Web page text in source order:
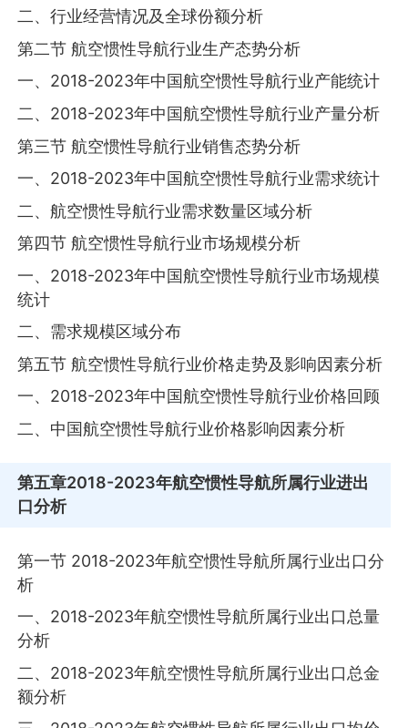
二、行业经营情况及全球份额分析
第二节 航空惯性导航行业生产态势分析
一、2018-2023年中国航空惯性导航行业产能统计
二、2018-2023年中国航空惯性导航行业产量分析
第三节 航空惯性导航行业销售态势分析
一、2018-2023年中国航空惯性导航行业需求统计
二、航空惯性导航行业需求数量区域分析
第四节 航空惯性导航行业市场规模分析
一、2018-2023年中国航空惯性导航行业市场规模
统计
二、需求规模区域分布
第五节 航空惯性导航行业价格走势及影响因素分析
一、2018-2023年中国航空惯性导航行业价格回顾
二、中国航空惯性导航行业价格影响因素分析
第五章2018-2023年航空惯性导航所属行业进出
口分析
第一节 2018-2023年航空惯性导航所属行业出口分
析
一、2018-2023年航空惯性导航所属行业出口总量
分析
二、2018-2023年航空惯性导航所属行业出口总金
额分析